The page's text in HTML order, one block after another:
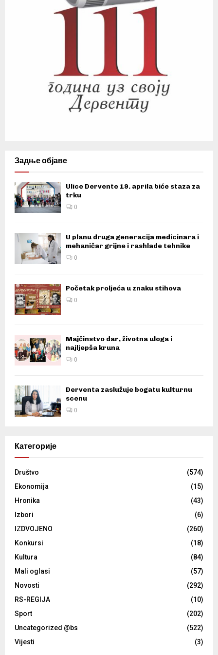
Задње објаве
Ulice Dervente 19. aprila biće staza za
trku
0
U planu druga generacija medicinara i
mehaničar grijne i rashlade tehnike
0
Početak proljeća u znaku stihova
0
Majčinstvo dar, životna uloga i
najljepša kruna
0
Derventa zaslužuje bogatu kulturnu
scenu
0
Категорије
Društvo
(574)
Ekonomija
(15)
Hronika
(43)
Izbori
(6)
IZDVOJENO
(260)
Konkursi
(18)
Kultura
(84)
Mali oglasi
(57)
Novosti
(292)
RS-REGIJA
(10)
Sport
(202)
Uncategorized @bs
(522)
Vijesti
(3)